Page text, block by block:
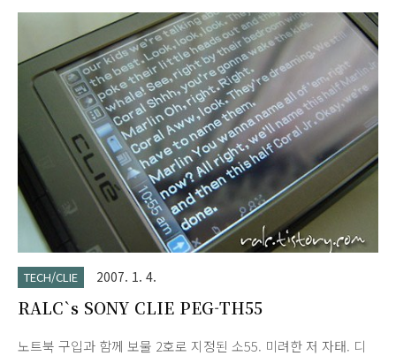
TECH/CLIE 2007. 1. 4.
RALC`s SONY CLIE PEG-TH55
노트북 구입과 함께 보물 2호로 지정된 소55. 미려한 저 자태. 디